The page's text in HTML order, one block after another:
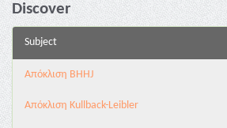
Discover
Subject
Aπόκλιση BHHJ
Aπόκλιση Kullback-Leibler